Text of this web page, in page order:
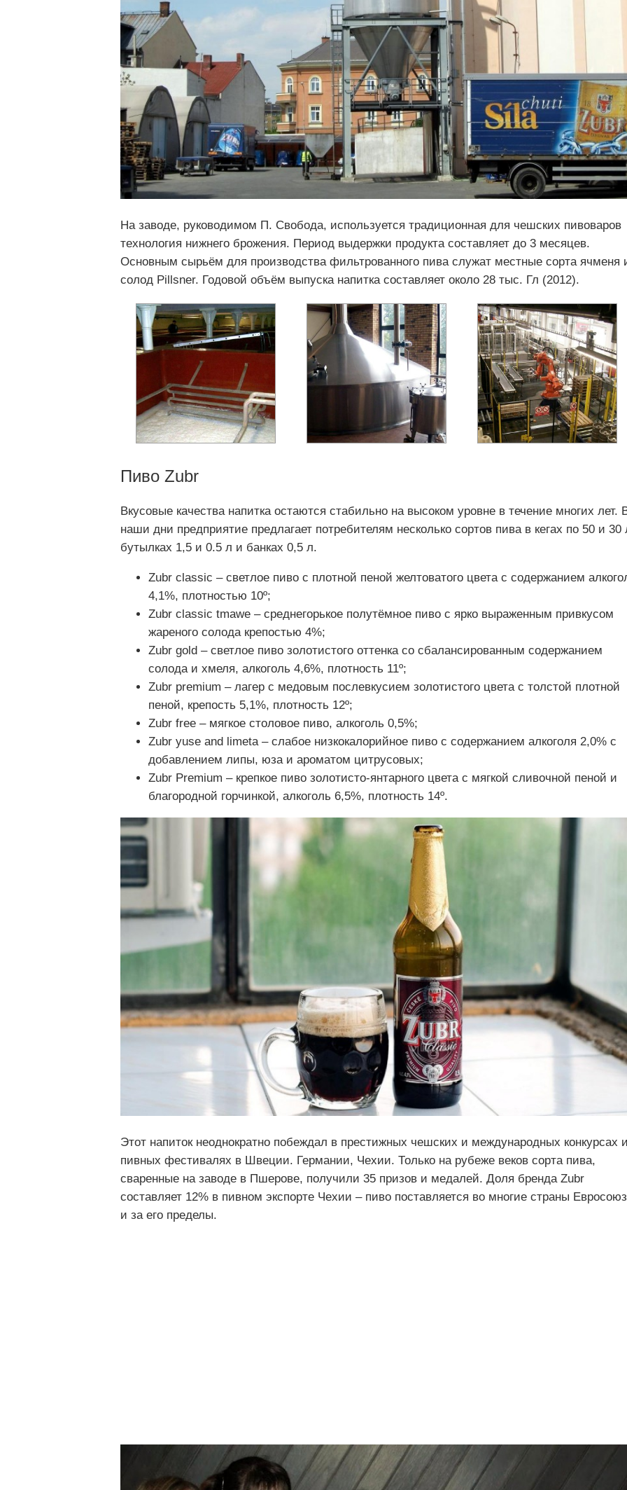
На заводе, руководимом П. Свобода, используется традиционная для чешских пивоваров
технология нижнего брожения. Период выдержки продукта составляет до 3 месяцев.
Основным сырьём для производства фильтрованного пива служат местные сорта ячменя
солод Pillsner. Годовой объём выпуска напитка составляет около 28 тыс. Гл (2012).
Пиво Zubr
Вкусовые качества напитка остаются стабильно на высоком уровне в течение многих лет.
наши дни предприятие предлагает потребителям несколько сортов пива в кегах по 50 и 30
бутылках 1,5 и 0.5 л и банках 0,5 л.
Zubr classic – светлое пиво с плотной пеной желтоватого цвета с содержанием
4,1%, плотностью 10º;
Zubr classic tmawe – среднегорькое полутёмное пиво с ярко выраженным привкусом
жареного солода крепостью 4%;
Zubr gold – светлое пиво золотистого оттенка со сбалансированным содержанием
солода и хмеля, алкоголь 4,6%, плотность 11º;
Zubr premium – лагер с медовым послевкусием золотистого цвета с толстой плотной
пеной, крепость 5,1%, плотность 12º;
Zubr free – мягкое столовое пиво, алкоголь 0,5%;
Zubr yuse and limeta – слабое низкокалорийное пиво с содержанием алкоголя 2,0% с
добавлением липы, юза и ароматом цитрусовых;
Zubr Premium – крепкое пиво золотисто-янтарного цвета с мягкой сливочной пеной и
благородной горчинкой, алкоголь 6,5%, плотность 14º.
Этот напиток неоднократно побеждал в престижных чешских и международных конкурсах
пивных фестивалях в Швеции. Германии, Чехии. Только на рубеже веков сорта пива,
сваренные на заводе в Пшерове, получили 35 призов и медалей. Доля бренда Zubr
составляет 12% в пивном экспорте Чехии – пиво поставляется во многие страны
и за его пределы.